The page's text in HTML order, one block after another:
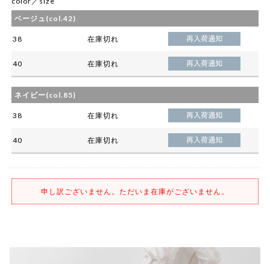
ベージュ(col.42)
38 在庫切れ
40 在庫切れ
ネイビー(col.85)
38 在庫切れ
40 在庫切れ
申し訳ございません。ただいま在庫がございません。